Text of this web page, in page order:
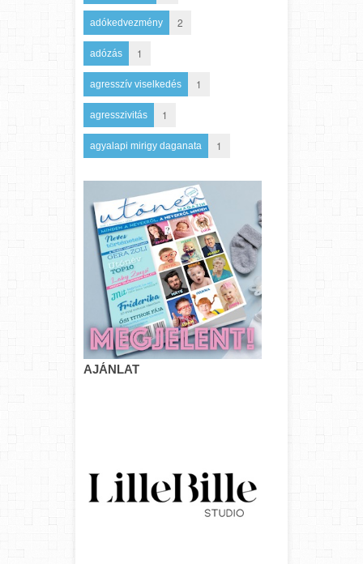
adókedvezmény 2
adózás 1
agresszív viselkedés 1
agresszivitás 1
agyalapi mirigy daganata 1
AJÁNLAT